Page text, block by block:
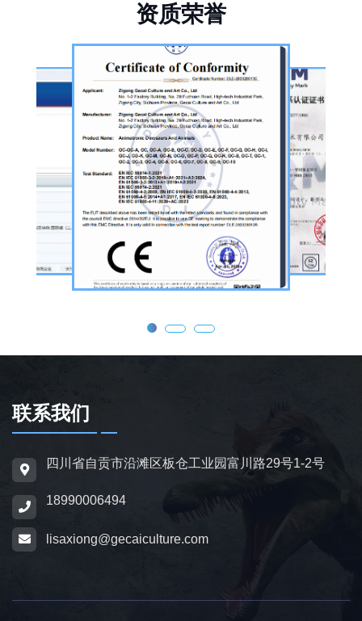
品的恐龙制作公司。公司采用按需定制模式，
从前期方案设计、场景规划，到中期原料选
择、工序制作，再到后期运输配送、上门安装
调试，形成全流程服务，可用于主题乐园、文
旅景区、科普展馆、商业广场、大型展会、节
庆活动等场景。
公司核心业务为仿真恐龙制作，产品线涵盖静
态展示、动态互动、游乐体验三类。其中，机
器恐龙结合机械传动、智能控制技术，可实现
眨眼、张嘴吼叫、摆尾、行走、呼吸起伏等动
态效果，皮肤采用环保硅胶材质，还原史前恐
大型雕塑，覆盖霸王龙、三角龙、剑龙、长颈
龙、翼龙等常见品类，同时支持恐龙化石骨架
场景摆放。
为适配亲子游乐场景，公司推出恐龙电动车与
防滑车轮、限速装置及安全扶手，适用于乐
除恐龙相关产品外，公司同时开展仿真动物与
资质荣誉
联系我们
四川省自贡市沿滩区板仓工业园富川路29号1-2号
18990006494
lisaxiong@gecaiculture.com